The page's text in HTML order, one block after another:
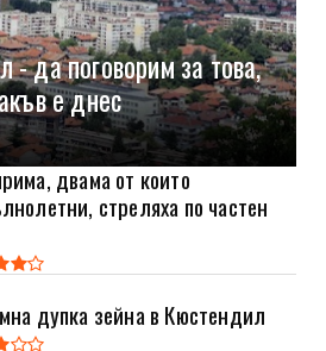
- да поговорим за това,
е днес
двама от които
стреляха по частен
дупка зейна в Кюстендил